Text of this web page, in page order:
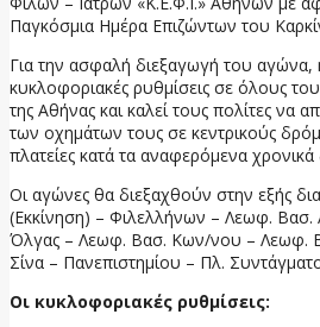
Παγκόσμια Ημέρα Επιζώντων του
Για την ασφαλή διεξαγωγή του αγώνα,
κυκλοφοριακές ρυθμίσεις σε όλους
της Αθήνας και καλεί τους πολίτες να
των οχημάτων τους σε κεντρικούς
πλατείες κατά τα αναφερόμενα χρονικά
Οι αγώνες θα διεξαχθούν στην εξής
(Εκκίνηση) – Φιλελλήνων – Λεωφ. Βασ.
Όλγας – Λεωφ. Βασ. Κων/νου – Λεωφ.
Σίνα – Πανεπιστημίου – Πλ.
Οι κυκλοφοριακές ρυθμίσεις: